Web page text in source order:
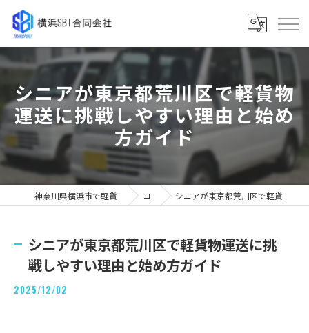
シニアが東京都荒川区で軽貨物
運送に挑戦しやすい理由と始め
方ガイド
コラム シニアが東京都荒川区で軽貨物運送に挑戦しやすい理由と始め方ガイド
シニアが東京都荒川区で軽貨物運送に挑
戦しやすい理由と始め方ガイド
2025/12/02